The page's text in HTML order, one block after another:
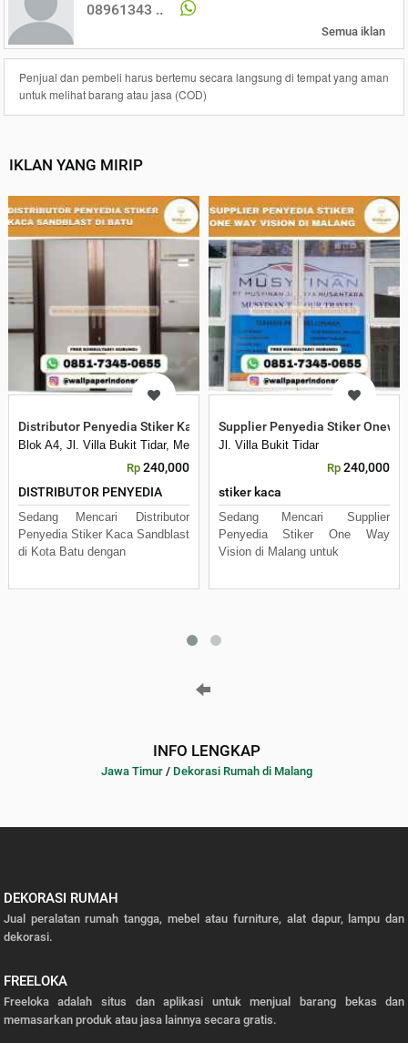
08961343 ..
Semua iklan
Penjual dan pembeli harus bertemu secara langsung di tempat yang aman
untuk melihat barang atau jasa (COD)
IKLAN YANG MIRIP
Distributor Penyedia Stiker Kaca Sandblast di Batu
Blok A4, Jl. Villa Bukit Tidar, Merjosari, Kec. Lowokwaru, Kota Malang,
Rp 240,000
DISTRIBUTOR PENYEDIA
Sedang Mencari Distributor
Penyedia Stiker Kaca Sandblast
di Kota Batu dengan
Supplier Penyedia Stiker
Jl. Villa Bukit Tidar
Rp 240,000
stiker kaca
Sedang Mencari Supplier
Penyedia Stiker One Way
Vision di Malang untuk
INFO LENGKAP
Jawa Timur / Dekorasi Rumah di Malang
DEKORASI RUMAH
Jual peralatan rumah tangga, mebel atau furniture, alat dapur, lampu dan
dekorasi.
FREELOKA
Freeloka adalah situs dan aplikasi untuk menjual barang bekas dan
memasarkan produk atau jasa lainnya secara gratis.